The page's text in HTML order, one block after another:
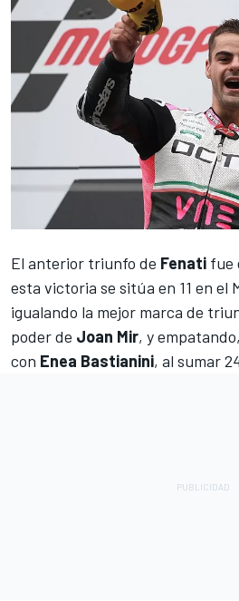
El anterior triunfo de Fenati fue
esta victoria se sitúa en 11 en el
igualando la mejor marca de
poder de Joan Mir, y
con Enea Bastianini, al sumar